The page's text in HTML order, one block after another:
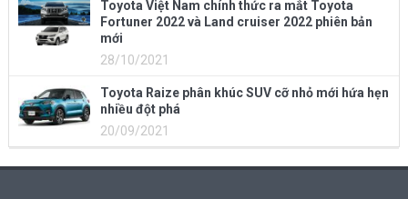
Toyota Việt Nam chính thức ra mắt Toyota
Fortuner 2022 và Land cruiser 2022 phiên bản
mới
28/10/2021
Toyota Raize phân khúc SUV cỡ nhỏ mới hứa hẹn
nhiều đột phá
20/09/2021